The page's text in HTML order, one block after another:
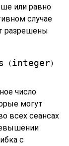
или равно
случае
разрешены
( integer)
число
могут
всех сеансах
с